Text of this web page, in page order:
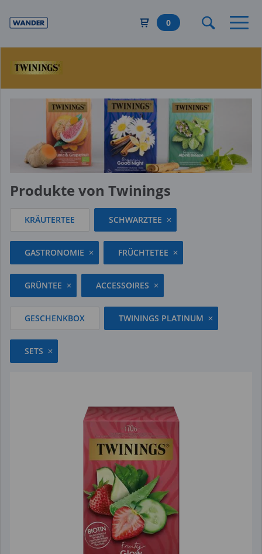
zum
0
Produkte von Twinings
KRÄUTERTEE SCHWARZTEE
GASTRONOMIE FRÜCHTETEE
GRÜNTEE ACCESSOIRES
GESCHENKBOX TWININGS PLATINUM
SETS